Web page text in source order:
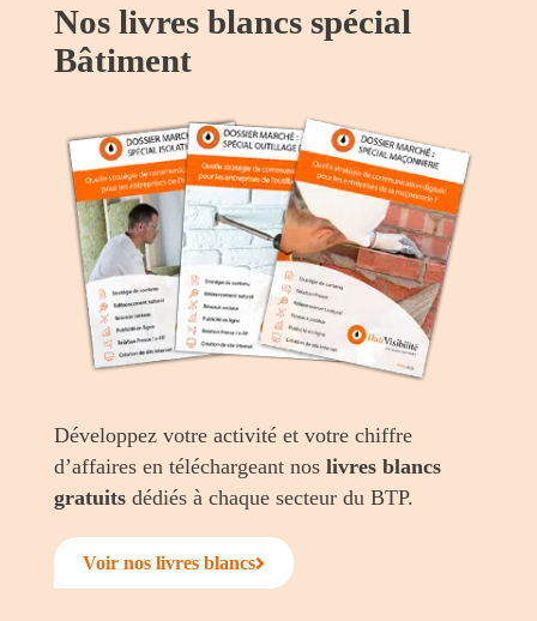
Nos livres blancs spécial
Bâtiment
Développez votre activité et votre chiffre
d’affaires en téléchargeant nos livres blancs
gratuitsdédiés à chaque secteur du BTP.
Voir nos livres blancs